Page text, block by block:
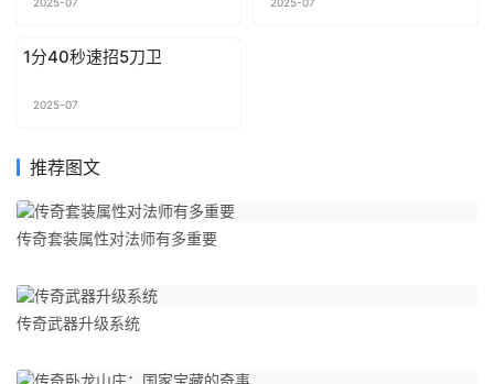
1分40秒速招5刀卫
2025-07
推荐图文
传奇套装属性对法师有多重要
传奇武器升级系统